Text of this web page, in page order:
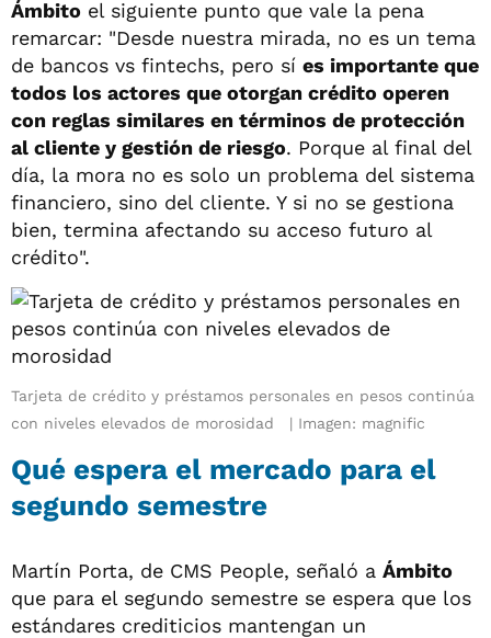
Ámbito el siguiente punto que vale la pena
remarcar: "Desde nuestra mirada, no es un tema
de bancos vs fintechs, pero sí es importante que
todos los actores que otorgan crédito operen
con reglas similares en términos de protección
al cliente y gestión de riesgo. Porque al final del
día, la mora no es solo un problema del sistema
financiero, sino del cliente. Y si no se gestiona
bien, termina afectando su acceso futuro al
crédito".
Tarjeta de crédito y préstamos personales en pesos continúa
con niveles elevados de morosidad
Imagen: magnific
Qué espera el mercado para el
segundo semestre
Martín Porta, de CMS People, señaló a Ámbito
que para el segundo semestre se espera que los
estándares crediticios mantengan un